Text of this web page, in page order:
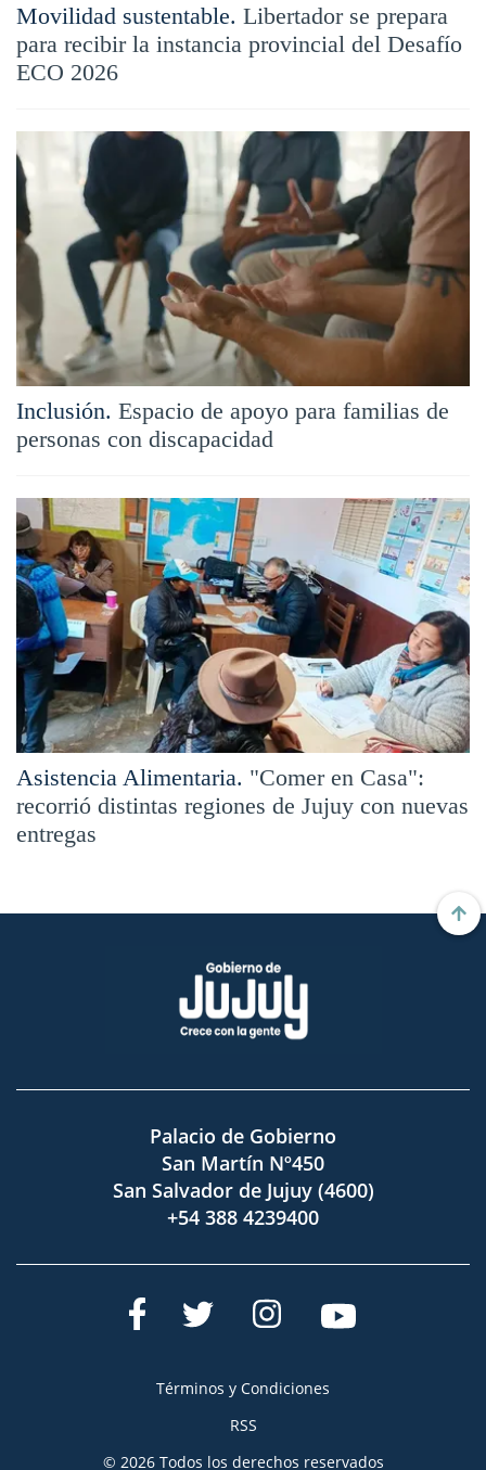
Movilidad sustentable. Libertador se prepara
para recibir la instancia provincial del Desafío
ECO 2026
Inclusión. Espacio de apoyo para familias de
personas con discapacidad
Asistencia Alimentaria. "Comer en Casa":
recorrió distintas regiones de Jujuy con nuevas
entregas
Palacio de Gobierno
San Martín Nº450
San Salvador de Jujuy (4600)
+54 388 4239400
Términos y Condiciones
RSS
© 2026 Todos los derechos reservados